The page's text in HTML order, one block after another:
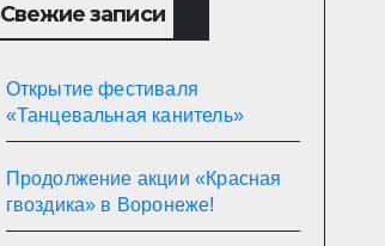
Свежие записи
Открытие фестиваля
«Танцевальная канитель»
Продолжение акции «Красная
гвоздика» в Воронеже!